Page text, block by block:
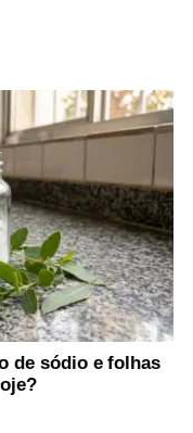
de sódio e folhas